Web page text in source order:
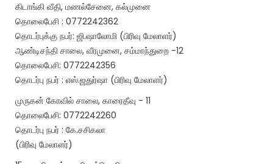
கிடாங்கி வீதி, மணல்சேனை, கல்முனை
தொலைபேசி : 0772242362
தொடர்புக்கு நபர்: ஜி.ஷாலோமி (பிரிவு மேலாளர்)
ஆண்டிசந்தி சாலை, வீரமுனை, சம்மாந்துறை -12
தொலைபேசி: 0772242356
தொடர்பு நபர் : எஸ்.ஜதுர்ஷா (பிரிவு மேலாளர்)
முருகன் கோவில் சாலை, காரைதீவு - 11
தொலைபேசி: 0772242260
தொடர்பு நபர் : கே.சசிகலா
(பிரிவு மேலாளர்)